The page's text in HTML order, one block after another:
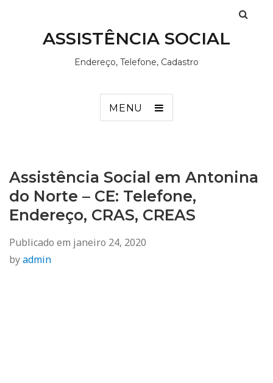
ASSISTÊNCIA SOCIAL
Endereço, Telefone, Cadastro
MENU
Assistência Social em Antonina
do Norte – CE: Telefone,
Endereço, CRAS, CREAS
Publicado em janeiro 24, 2020
byadmin